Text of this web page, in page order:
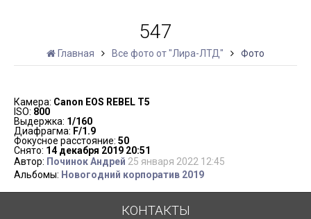
547
Главная Все фото от "Лира-ЛТД" Фото
Камера: Canon EOS REBEL T5
ISO: 800
Выдержка: 1/160
Диафрагма: F/1.9
Фокусное расстояние: 50
Снято: 14 декабря 2019 20:51
Автор: Починок Андрей 25 января 2022 12:45
Альбомы: Новогодний корпоратив 2019
КОНТАКТЫ